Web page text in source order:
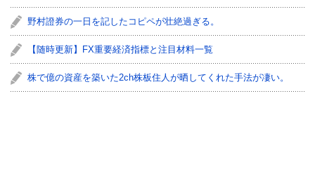
野村證券の一日を記したコピペが壮絶過ぎる。
【随時更新】FX重要経済指標と注目材料一覧
株で億の資産を築いた2ch株板住人が晒してくれた手法が凄い。